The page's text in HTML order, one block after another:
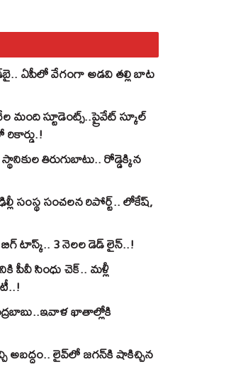
ఏపీలో వేగంగా అడవి తల్లి బాట
మంది స్టూడెంట్స్‌..ప్రైవేట్‌ స్కూల్‌
తిరుగుబాటు.. రోడ్డెక్కిన
సంస్థ సంచలన రిపోర్ట్.. లోకేష్‌,
టాస్క్‌.. 3 నెలల డెడ్‌ లైన్‌..!
పీవీ సింధు చెక్.. మళ్లీ
ఖాతాల్లోకి
అబద్దం.. లైవ్‌లో జగన్‌కి షాకిచ్చిన